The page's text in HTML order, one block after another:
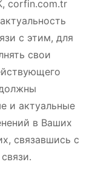
corfin.com.tr
с этим, для
свои
и актуальные
в Ваших
связавшись с